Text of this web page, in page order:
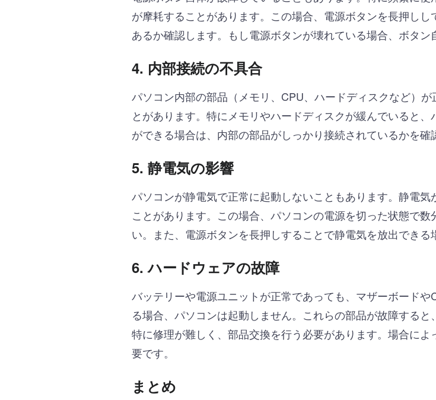
が摩耗することがあります。この場合、電源ボタンを長押し
あるか確認します。もし電源ボタンが壊れている場合、ボタン
4. 内部接続の不具合
パソコン内部の部品（メモリ、CPU、ハードディスクなど）
とがあります。特にメモリやハードディスクが緩んでいると
ができる場合は、内部の部品がしっかり接続されているかを確
5. 静電気の影響
パソコンが静電気で正常に起動しないこともあります。静電
ことがあります。この場合、パソコンの電源を切った状態で
い。また、電源ボタンを長押しすることで静電気を放出できる
6. ハードウェアの故障
バッテリーや電源ユニットが正常であっても、マザーボード
る場合、パソコンは起動しません。これらの部品が故障する
特に修理が難しく、部品交換を行う必要があります。場合に
要です。
まとめ